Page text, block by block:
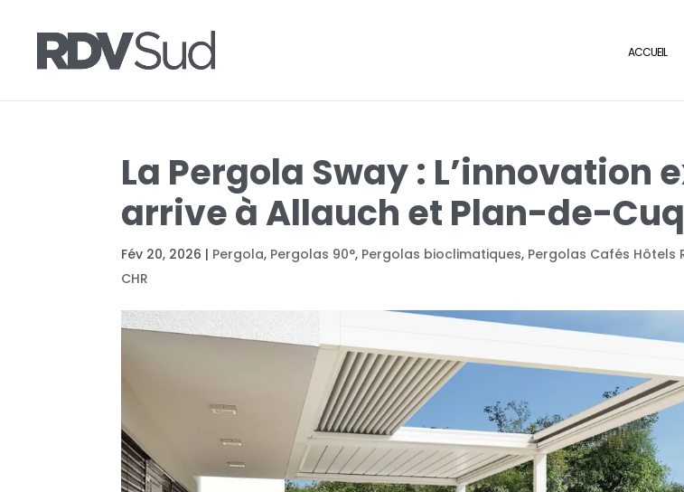
ACCUEIL
La Pergola Sway : L’innovation
arrive à Allauch et Plan-de-
Fév 20, 2026 | Pergola, Pergolas 90°, Pergolas bioclimatiques, Pergolas Cafés Hôtels
CHR